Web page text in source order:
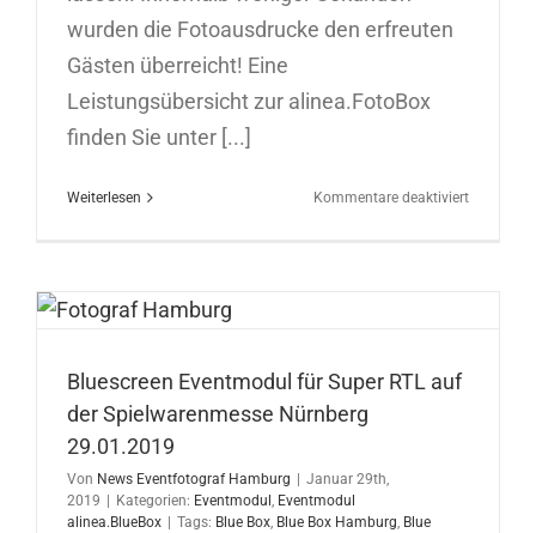
wurden die Fotoausdrucke den erfreuten
Gästen überreicht! Eine
Leistungsübersicht zur alinea.FotoBox
finden Sie unter [...]
Weiterlesen Kommentare deaktiviertfür
Bluescreen Eventmodul für Super RTL auf
der Spielwarenmesse Nürnberg
29.01.2019
Von News Eventfotograf Hamburg
Januar 29th,
2019
Kategorien: Eventmodul , Eventmodul
alinea.BlueBox
Tags: Blue Box, Blue Box Hamburg, Blue